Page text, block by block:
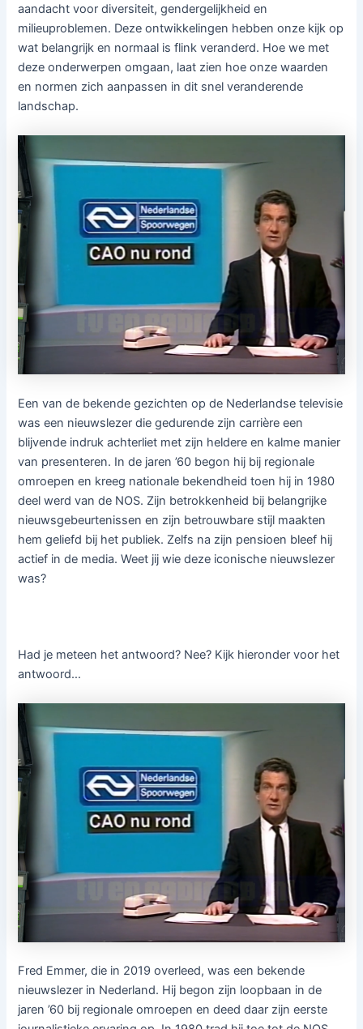
aandacht voor diversiteit, gendergelijkheid en
milieuproblemen. Deze ontwikkelingen hebben onze kijk op
wat belangrijk en normaal is flink veranderd. Hoe we met
deze onderwerpen omgaan, laat zien hoe onze waarden
en normen zich aanpassen in dit snel veranderende
landschap.
Een van de bekende gezichten op de Nederlandse televisie
was een nieuwslezer die gedurende zijn carrière een
blijvende indruk achterliet met zijn heldere en kalme manier
van presenteren. In de jaren ’60 begon hij bij regionale
omroepen en kreeg nationale bekendheid toen hij in 1980
deel werd van de NOS. Zijn betrokkenheid bij belangrijke
nieuwsgebeurtenissen en zijn betrouwbare stijl maakten
hem geliefd bij het publiek. Zelfs na zijn pensioen bleef hij
actief in de media. Weet jij wie deze iconische nieuwslezer
was?
Had je meteen het antwoord? Nee? Kijk hieronder voor het
antwoord…
Fred Emmer, die in 2019 overleed, was een bekende
nieuwslezer in Nederland. Hij begon zijn loopbaan in de
jaren ’60 bij regionale omroepen en deed daar zijn eerste